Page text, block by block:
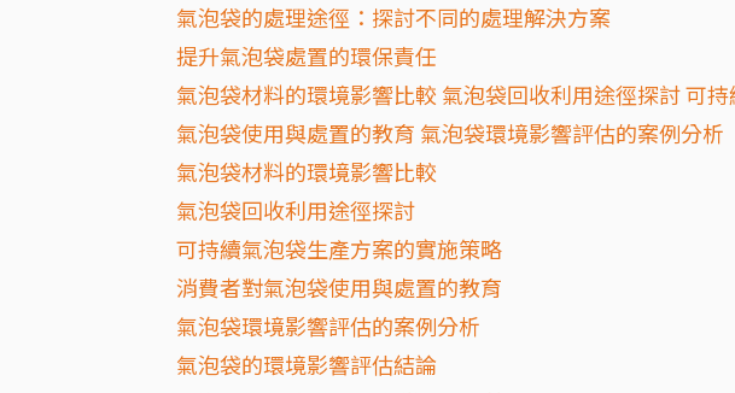
氣泡袋的處理途徑：探討不同的處理解決方案
提升氣泡袋處置的環保責任
氣泡袋材料的環境影響比較 氣泡袋回收利用途徑探討 可
氣泡袋使用與處置的教育 氣泡袋環境影響評估的案例分析
氣泡袋材料的環境影響比較
氣泡袋回收利用途徑探討
可持續氣泡袋生產方案的實施策略
消費者對氣泡袋使用與處置的教育
氣泡袋環境影響評估的案例分析
氣泡袋的環境影響評估結論